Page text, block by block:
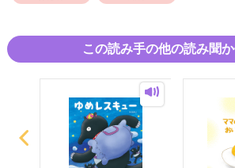
この読み手の他の読み聞